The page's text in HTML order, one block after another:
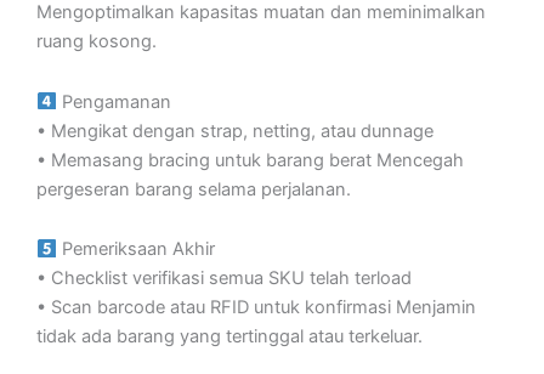
Mengoptimalkan kapasitas muatan dan meminimalkan
ruang kosong.
Pengamanan
• Mengikat dengan strap, netting, atau dunnage
• Memasang bracing untuk barang berat Mencegah
pergeseran barang selama perjalanan.
Pemeriksaan Akhir
• Checklist verifikasi semua SKU telah terload
• Scan barcode atau RFID untuk konfirmasi Menjamin
tidak ada barang yang tertinggal atau terkeluar.